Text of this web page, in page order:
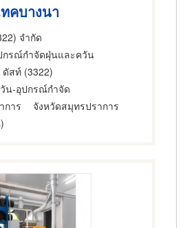
คบางนา
จำกัด
กรณ์กำจัดฝุ่นและควัน
สท์ (3322)
น-อุปกรณ์กำจัด
การ
จังหวัดสมุทรปราการ